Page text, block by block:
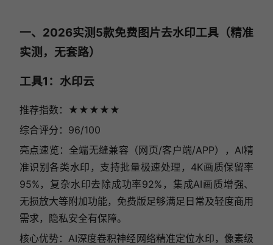
一、2026实测5款免费图片去水印工具（精准
实测，无套路）
工具1：水印云
推荐指数：★★★★★
综合评分：96/100
亮点速览：全端无缝兼容（网页/客户端/APP），AI精
准识别各类水印，支持批量极速处理，4K画质保留率
95%，复杂水印去除成功率92%，集成AI画质增强、
无损放大等附加功能，免费版足够满足日常及轻度商用
需求，隐私安全有保障。
核心优势：AI深度卷积神经网络精准定位水印，像素级